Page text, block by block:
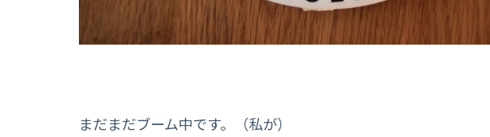
まだまだブーム中です。（私が）